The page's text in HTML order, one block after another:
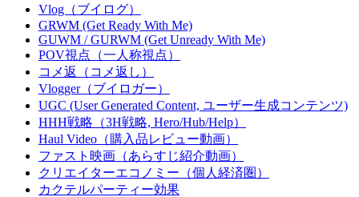
Vlog（ブイログ）
GRWM (Get Ready With Me)
GUWM / GURWM (Get Unready With Me)
POV視点（一人称視点）
コメ返（コメ返し）
Vlogger（ブイロガー）
UGC (User Generated Content, ユーザー生成コンテンツ)
HHH戦略（3H戦略, Hero/Hub/Help）
Haul Video（購入品レビュー動画）
ファスト映画（あらすじ紹介動画）
クリエイターエコノミー（個人経済圏）
カクテルパーティー効果